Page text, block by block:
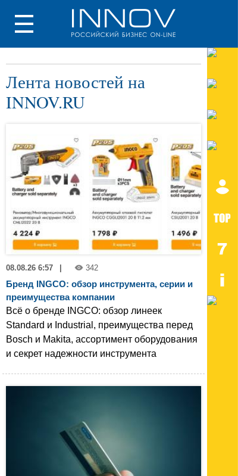
Лента новостей на
INNOV.RU
08.08.26 6:57 342
Бренд INGCO: обзор инструмента, серии и
преимущества компании
Всё о бренде INGCO: обзор линеек
Standard и Industrial, преимущества перед
Bosch и Makita, ассортимент оборудования
и секрет надежности инструмента